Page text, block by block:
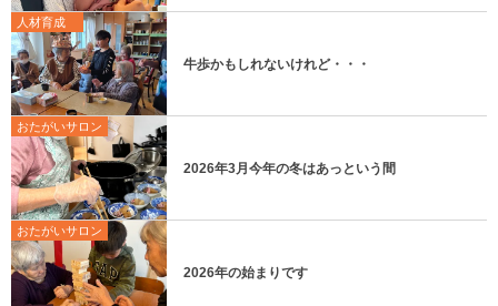
人材育成
牛歩かもしれないけれど・・・
おたがいサロン
2026年3月今年の冬はあっという間
おたがいサロン
2026年の始まりです